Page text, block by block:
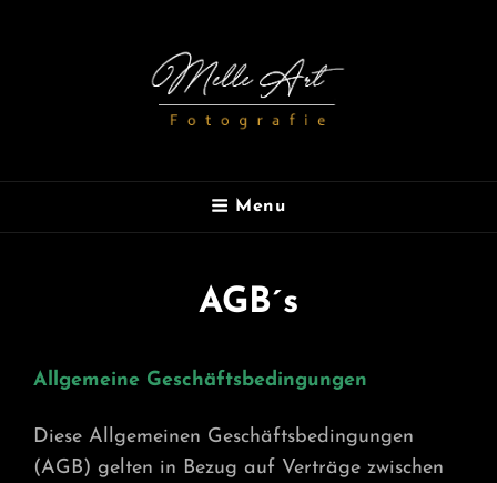
MELLE ART
Menu
AGB´s
Allgemeine Geschäftsbedingungen
Diese Allgemeinen Geschäftsbedingungen
(AGB) gelten in Bezug auf Verträge zwischen